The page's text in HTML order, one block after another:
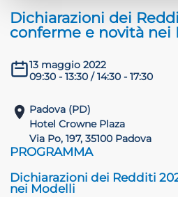
Dichiarazioni dei
conferme e novità nei
13 maggio 2022
09:30 - 13:30 / 14:30 - 17:30
Padova (PD)
Hotel Crowne Plaza
Via Po, 197, 35100 Padova
PROGRAMMA
Dichiarazioni dei Redditi
nei Modelli